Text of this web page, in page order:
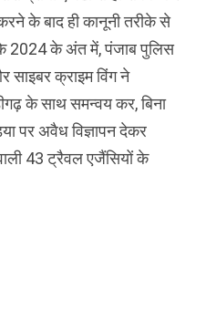
के बाद ही कानूनी तरीके से
2024 के अंत में, पंजाब पुलिस
क्राइम विंग ने
के साथ समन्वय कर, बिना
पर अवैध विज्ञापन देकर
43 ट्रैवल एजैंसियों के